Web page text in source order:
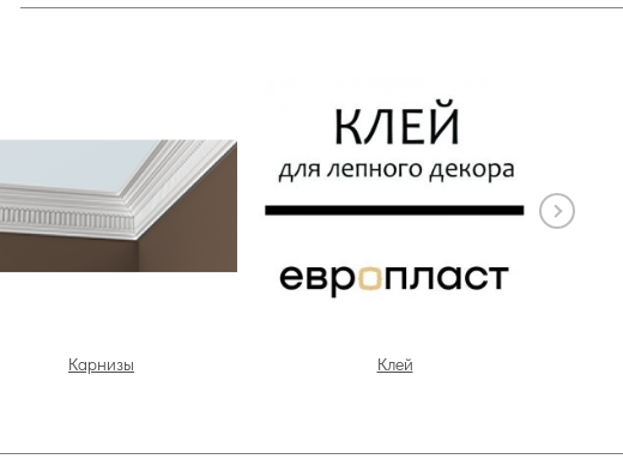
Карнизы Клей